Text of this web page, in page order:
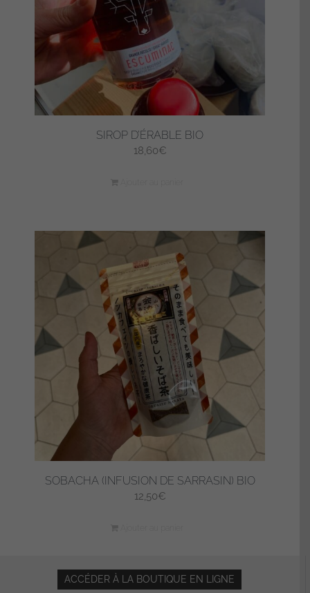
SIROP D’ÉRABLE BIO
18,60€
SOBACHA (INFUSION DE SARRASIN) BIO
12,50€
ACCÉDER À LA BOUTIQUE EN LIGNE